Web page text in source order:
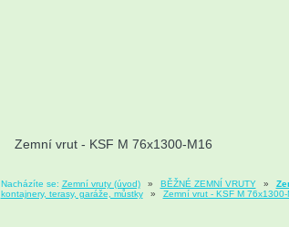
Zemní vrut - KSF M 76x1300-M16
Nacházíte se: Zemní vruty (úvod) » BĚŽNÉ ZEMNÍ VRUTY »
kontajnery, terasy, garáže, můstky
» Zemní vrut - KSF M 76x1300-